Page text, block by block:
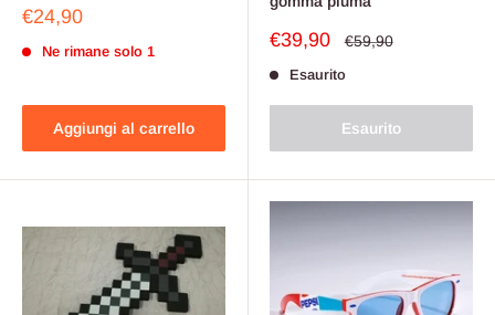
Prezzo
€24,90
Ne rimane solo 1
Aggiungi al carrello
Prezzo
€39,90 Prezzo
€59,90
Esaurito
Esaurito